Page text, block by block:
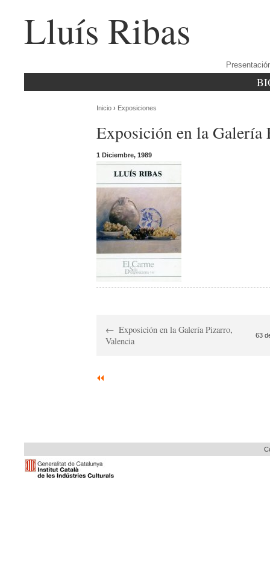
Lluís Ribas
Inicio › Exposiciones
Exposición en la Galería
1 Diciembre, 1989
Exposición en la Galería Pizarro,
Valencia
63